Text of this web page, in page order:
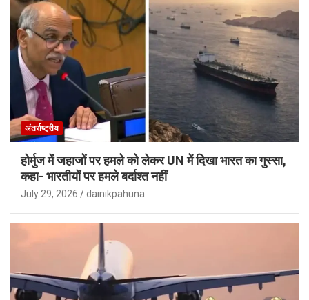
अंतर्राष्ट्रीय
होर्मुज में जहाजों पर हमले को लेकर UN में दिखा भारत का गुस्सा,
कहा- भारतीयों पर हमले बर्दाश्त नहीं
July 29, 2026 dainikpahuna